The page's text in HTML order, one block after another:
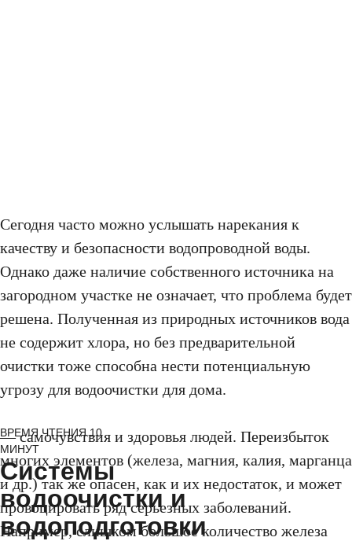
ВРЕМЯ ЧТЕНИЯ 10
МИНУТ
Системы
водоочистки и
водоподготовки
Сегодня часто можно услышать нарекания к
качеству и безопасности водопроводной воды.
Однако даже наличие собственного источника на
загородном участке не означает, что проблема будет
решена. Полученная из природных источников вода
не содержит хлора, но без предварительной
очистки тоже способна нести потенциальную
угрозу для водоочистки для дома.
—самочувствия и здоровья людей. Переизбыток
многих элементов (железа, магния, калия, марганца
и др.) так же опасен, как и их недостаток, и может
провоцировать ряд серьезных заболеваний.
Например, слишком большое количество железа